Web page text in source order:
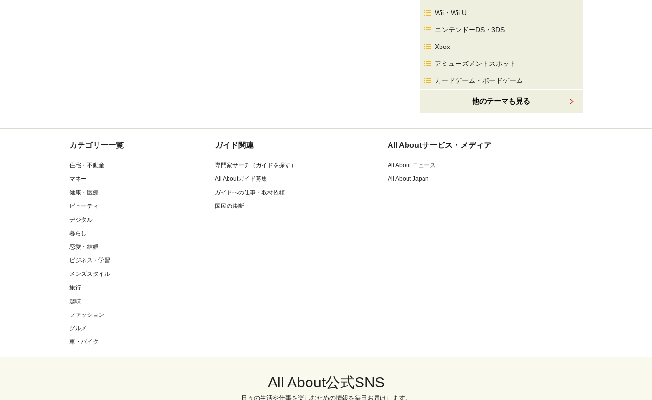
Wii・Wii U
ニンテンドーDS・3DS
Xbox
アミューズメントスポット
カードゲーム・ボードゲーム
他のテーマも見る
カテゴリー一覧
住宅・不動産
マネー
健康・医療
ビューティ
デジタル
暮らし
恋愛・結婚
ビジネス・学習
メンズスタイル
旅行
趣味
ファッション
グルメ
車・バイク
ガイド関連
専門家サーチ（ガイドを探す）
All Aboutガイド募集
ガイドへの仕事・取材依頼
国民の決断
All Aboutサービス・メディア
All About ニュース
All About Japan
All About公式SNS
日々の生活や仕事を楽しむための情報を毎日お届けします。